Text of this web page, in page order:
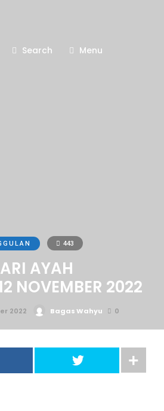
Search Menu
443
AYAH
NOVEMBER 2022
2022 Bagas Wahyu 0